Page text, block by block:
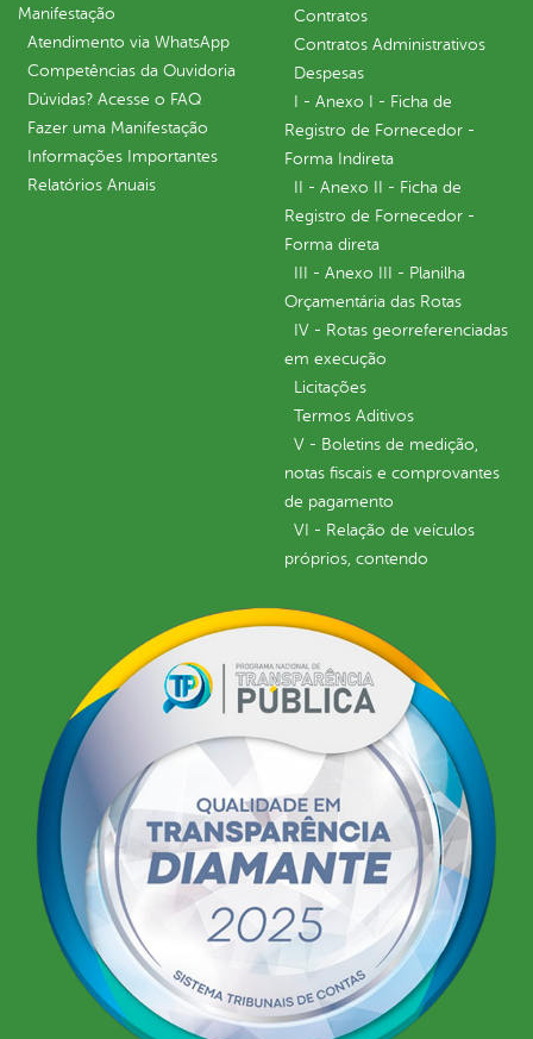
Manifestação
Atendimento via WhatsApp
Competências da Ouvidoria
Dúvidas? Acesse o FAQ
Fazer uma Manifestação
Informações Importantes
Relatórios Anuais
Contratos
Contratos Administrativos
Despesas
I - Anexo I - Ficha de
Registro de Fornecedor -
Forma Indireta
II - Anexo II - Ficha de
Registro de Fornecedor -
Forma direta
III - Anexo III - Planilha
Orçamentária das Rotas
IV - Rotas georreferenciadas
em execução
Licitações
Termos Aditivos
V - Boletins de medição,
notas fiscais e comprovantes
de pagamento
VI - Relação de veículos
próprios, contendo